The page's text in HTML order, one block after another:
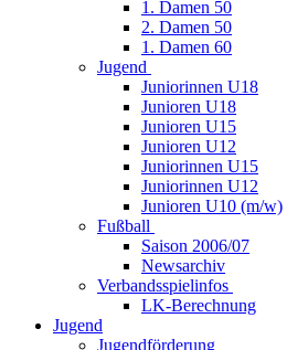
1. Damen 50
2. Damen 50
1. Damen 60
Jugend
Juniorinnen U18
Junioren U18
Junioren U15
Junioren U12
Juniorinnen U15
Juniorinnen U12
Junioren U10 (m/w)
Fußball
Saison 2006/07
Newsarchiv
Verbandsspielinfos
LK-Berechnung
Jugend
Jugendförderung